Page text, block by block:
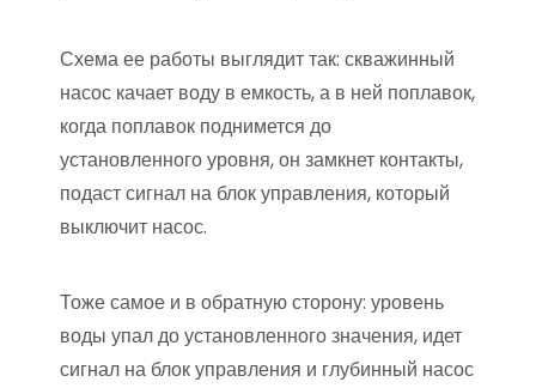
Схема ее работы выглядит так: скважинный
насос качает воду в емкость, а в ней поплавок,
когда поплавок поднимется до
установленного уровня, он замкнет контакты,
подаст сигнал на блок управления, который
выключит насос.
Тоже самое и в обратную сторону: уровень
воды упал до установленного значения, идет
сигнал на блок управления и глубинный насос